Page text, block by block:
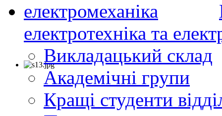
електротехніка та
Викладацький склад
Академічні групи
Кращі студенти